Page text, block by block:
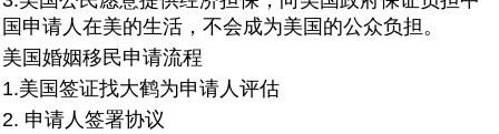
国申请人在美的生活，不会成为美国的公众负担。
美国婚姻移民申请流程
1.美国签证找大鹤为申请人评估
2. 申请人签署协议